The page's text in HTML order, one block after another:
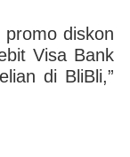
promo diskon
Visa Bank
di BliBli,”